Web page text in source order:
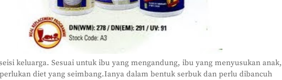
keluarga. Sesuai untuk ibu yang mengandung, ibu yang menyusukan anak,
diet yang seimbang.Ianya dalam bentuk serbuk dan perlu dibancuh